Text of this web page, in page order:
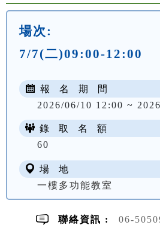
場次:
7/7(二)09:00-12:00
報 名 期 間
2026/06/10 12:00 ~
錄 取 名 額
60
場 地
一樓多功能教室
聯絡資訊 : 06-